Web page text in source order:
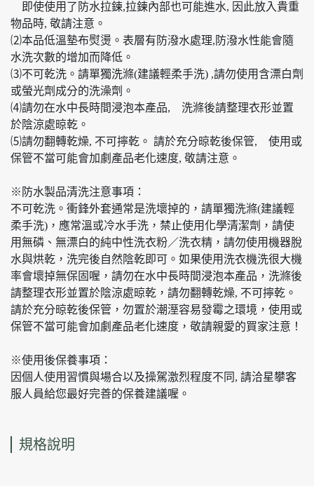
即使使用了防水拉鍊,拉鍊內部也可能進水, 因此放入貴重
物品時, 敬請注意。
⑵本品低溫墊布熨燙。表層有防潑水處理,防潑水性能會隨
水洗次數的增加而降低。
⑶不可乾洗。請單獨洗滌(建議輕柔手洗) ,請勿使用含漂白劑
或螢光劑成分的洗澡劑。
⑷請勿在水中長時間浸泡本產品, 洗滌後請整理衣形並置
於陰涼處晾乾。
⑸請勿翻轉乾燥, 不可擰乾。 請於充分晾乾後保管, 使用或
保管不當可能會加劇產品老化速度, 敬請注意。
※防水製品清洗注意事項：
不可乾洗。衝鋒外套通常是洗壞掉的，請單獨洗滌(建議輕
柔手洗)，應常溫或冷水手洗，禁止使用化學清潔劑，請使
用無磷、無漂白的純中性洗衣粉／洗衣精，請勿使用機器脫
水與烘乾，洗完後自然陰乾即可。如果使用洗衣機洗很大機
率會壞掉無保固喔，請勿在水中長時間浸泡本產品，洗滌後
請整理衣形並置於陰涼處晾乾，請勿翻轉乾燥, 不可擰乾。
請於充分晾乾後保管，勿置於潮溼容易發霉之環境，使用或
保管不當可能會加劇產品老化速度，敬請親愛的買家注意！
※使用後保養事項：
因個人使用習慣與場合以及操駕激烈程度不同, 請洽星攀客
服人員給您最好完善的保養建議喔。
規格說明